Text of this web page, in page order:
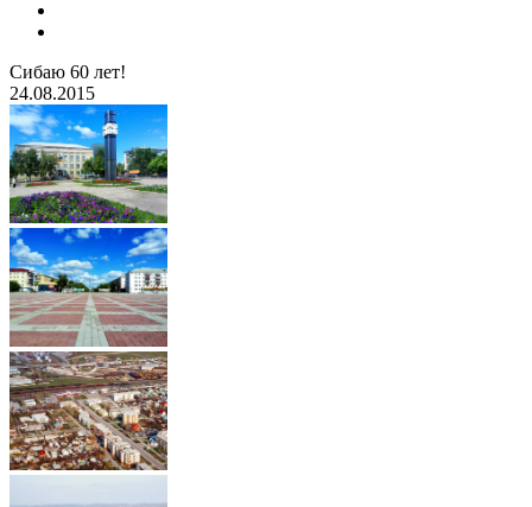
Сибаю 60 лет!
24.08.2015